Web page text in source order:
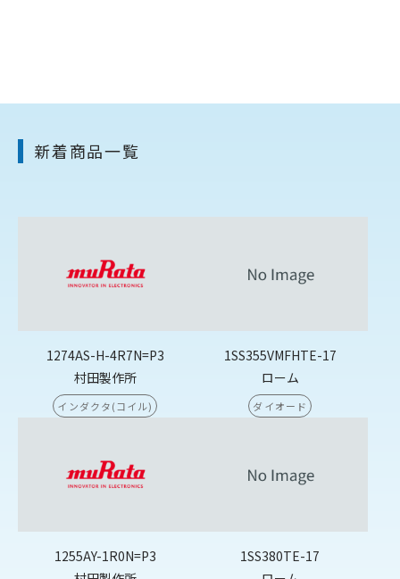
新着商品一覧
1274AS-H-4R7N=P3
村田製作所
インダクタ(コイル)
1SS355VMFHTE-17
ローム
ダイオード
1255AY-1R0N=P3
1SS380TE-17